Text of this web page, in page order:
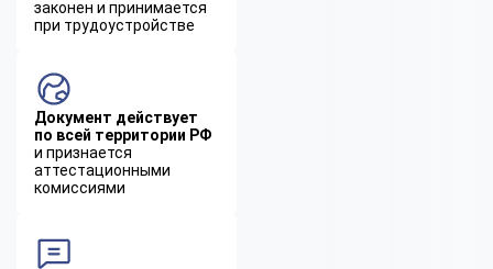
законен и принимается
при трудоустройстве
Документ действует
по всей территории РФ
и признается
аттестационными
комиссиями